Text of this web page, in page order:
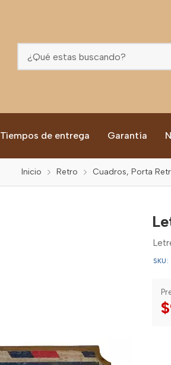
Tiempos de entrega Garantía
Inicio Retro Cuadros, Porta